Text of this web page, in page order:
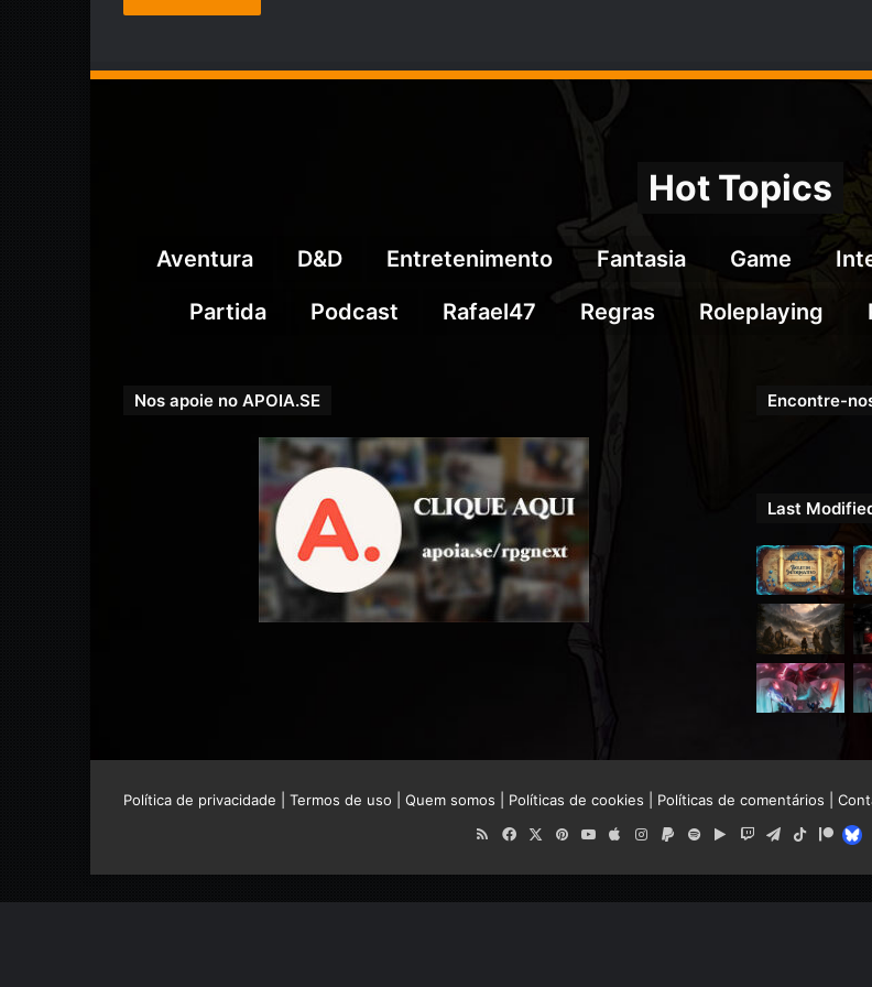
Hot Topics
Aventura D&D Entretenimento Fantasia Game
Partida
Podcast Rafael47 Regras Roleplaying
Nos apoie no APOIA.SE Encontre-
Last
Política de privacidade Termos de uso Quem somos Políticas de cookies Políticas de comentários
RSSFacebook
X PinterestYouTube
AppleInstagram
PaypalSpotifyGoogleTwitchTelegram
TikTok